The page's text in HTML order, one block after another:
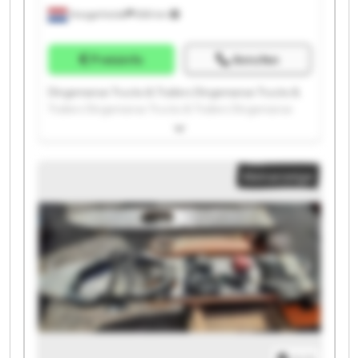
Hoogerheide
Preisinfo Anrufen
Dingemanse Trucks & Trailers Dingemanse Trucks &
Trucks & Trailers Dingemanse Trucks & Trailers
Trailers Dingemanse Trucks & Trailers Dingemanse
Trucks & Trailers Dingemanse Trucks & Trailers
Dingemanse Trucks & Trailers Dingemanse Trucks &
Trailers Dingemanse Trucks & Trailers Dingemanse
Trucks & Trailers Dingemanse Trucks & Trailers
Dingemanse Trucks & Trailers Dingemanse Trucks &
Trailers Dingemanse Trucks & Trailers Dingemanse
Trucks & Trailers Dingemanse Trucks & Trailers
Kleinanzeige